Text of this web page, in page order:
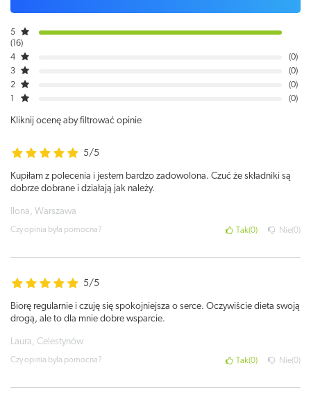
5
16
4
0
3
0
2
0
0
Kliknij ocenę aby filtrować opinie
5/5
Kupiłam z polecenia i jestem bardzo zadowolona. Czuć że składniki są
dobrze dobrane i działają jak należy.
Ilona, Warszawa
Czy opinia była pomocna? Tak 0 Nie 0
5/5
Biorę regularnie i czuję się spokojniejsza o serce. Oczywiście dieta swoją
drogą, ale to dla mnie dobre wsparcie.
Laura, Celestynów
Czy opinia była pomocna? Tak 0 Nie 0